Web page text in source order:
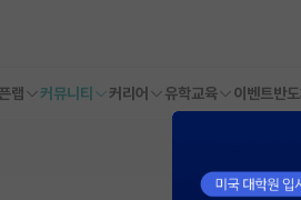
랩 커뮤니티 커리어 유학교육 이벤트반